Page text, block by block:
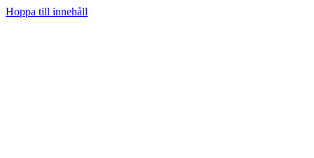
Hoppa till innehåll